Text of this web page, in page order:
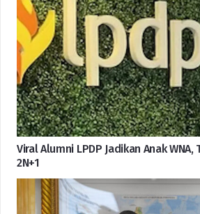
Viral Alumni LPDP Jadikan Anak WNA,
2N+1